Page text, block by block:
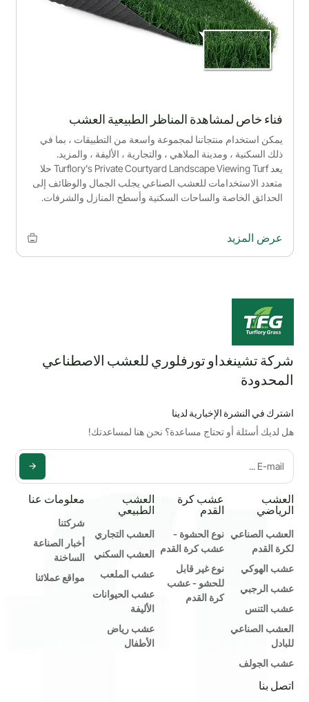
فناء خاص لمشاهدة المناظر الطبيعية العشب
يمكن استخدام منتجاتنا لمجموعة واسعة من التطبيقات ، بما في
ذلك السكنية ، ومدينة الملاهي ، والتجارية ، الأليفة ، والمزيد.
يعد Turflory's Private Courtyard Landscape Viewing Turf حلا
متعدد الاستخدامات للعشب الصناعي يجلب الجمال والوظائف إلى
الحدائق الخاصة والساحات السكنية وأسطح المنازل والشرفات.
طبيعية على مدار العام.
عرض المزيد
شركة تشينغداو تورفلوري للعشب الاصطناعي
المحدودة
اشترك في النشرة الإخبارية لدينا
هل لديك أسئلة أو تحتاج مساعدة؟ نحن هنا لمساعدتك!
العشب
الرياضي
العشب الصناعي
لكرة القدم
عشب الهوكي
عشب الرجبي
عشب التنس
العشب الصناعي
للبادل
عشب الجولف
عشب كرة
القدم
نوع الحشوة -
عشب كرة القدم
نوع غير قابل
للحشو - عشب
كرة القدم
العشب
الطبيعي
العشب التجاري
العشب السكني
عشب الملعب
عشب الحيوانات
الأليفة
عشب رياض
الأطفال
معلومات عنا
شركتنا
أخبار الصناعة
الساخنة
مواقع عملائنا
اتصل بنا